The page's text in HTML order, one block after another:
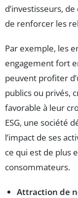
d’investisseurs,
de renforcer les
Par exemple, les
engagement fort
peuvent profiter
publics ou privés,
favorable à leur
ESG, une société
l’impact de ses
ce qui est de plus
consommateurs.
Attraction de